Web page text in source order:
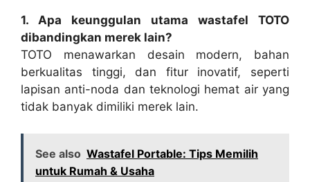
1. Apa keunggulan utama wastafel TOTO
dibandingkan merek lain?
TOTO menawarkan desain modern, bahan
berkualitas tinggi, dan fitur inovatif, seperti
lapisan anti-noda dan teknologi hemat air yang
tidak banyak dimiliki merek lain.
See also Wastafel Portable: Tips Memilih
untuk Rumah & Usaha